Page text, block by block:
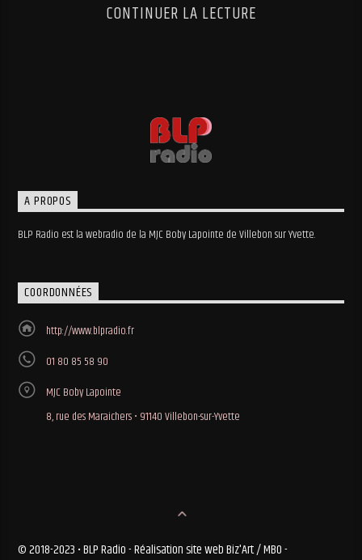
CONTINUER LA LECTURE
A PROPOS
BLP Radio est la webradio de la MJC Boby Lapointe de Villebon sur Yvette.
COORDONNÉES
http://www.blpradio.fr
01 80 85 58 90
MJC Boby Lapointe
8, rue des Maraichers • 91140 Villebon-sur-Yvette
© 2018-2023 • BLP Radio - Réalisation site web Biz'Art / MBO -